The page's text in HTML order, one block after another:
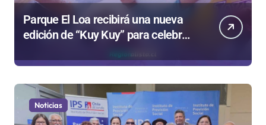
Parque El Loa recibirá una nueva
edición de “Kuy Kuy” para celebrar
Noticias